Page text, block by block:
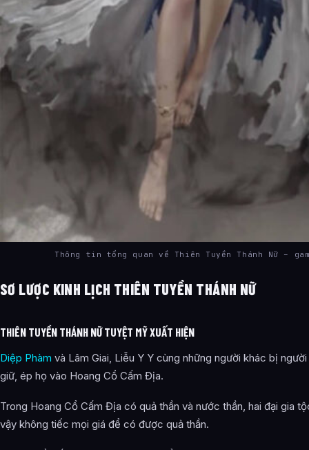
Thông tin tổng quan về Thiên Tuyền Thánh Nữ –
SƠ LƯỢC KINH LỊCH THIÊN TUYỀN THÁNH NỮ
THIÊN TUYỀN THÁNH NỮ TUYỆT MỸ XUẤT HIỆN
Diệp Phàm và Lâm Giai, Liễu Y Y cùng những người khác bị
giữ, ép họ vào Hoang Cổ Cấm Địa.
Trong Hoang Cổ Cấm Địa có quả thần và nước thần, hai đại gia
vậy không tiếc mọi giá để có được quả thần.